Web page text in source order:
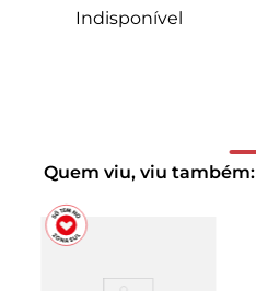
Indisponível
Quem viu, viu também: